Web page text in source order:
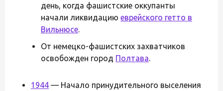
день, когда фашистские оккупанты
начали ликвидацию еврейского гетто в
Вильнюсе.
От немецко-фашистских захватчиков
освобожден город Полтава.
1944 — Начало принудительного выселения